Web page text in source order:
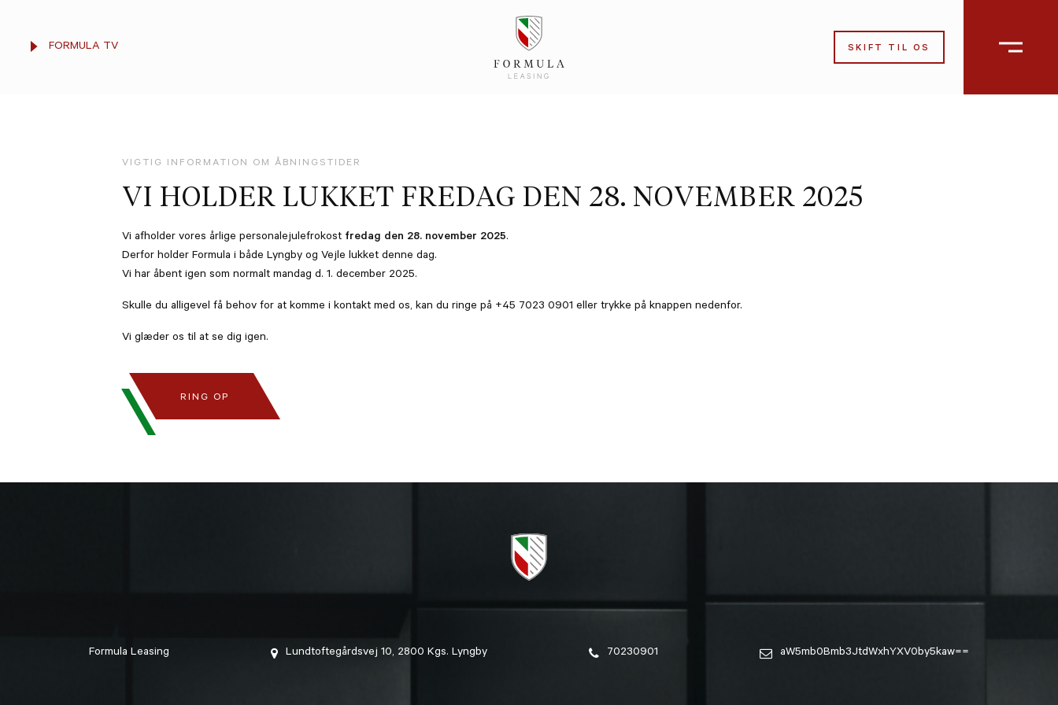
FORMULA TV SKIFT TIL OS
VIGTIG INFORMATION OM ÅBNINGSTIDER
VI HOLDER LUKKET FREDAG DEN 28. NOVEMBER 2025
Vi afholder vores årlige personalejulefrokost fredag den 28. november 2025.
Derfor holder Formula i både Lyngby og Vejle lukket denne dag.
Vi har åbent igen som normalt mandag d. 1. december 2025.
Skulle du alligevel få behov for at komme i kontakt med os, kan du ringe på +45 7023 0901 eller trykke på knappen nedenfor.
Vi glæder os til at se dig igen.
RING OP
Formula Leasing Lundtoftegårdsvej 10, 2800 Kgs. Lyngby 70230901 aW5mb0Bmb3JtdWxhYXV0by5kaw==